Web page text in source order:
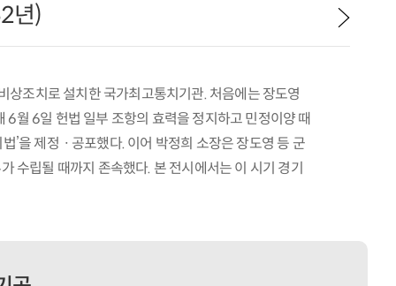
년)
조치로 설치한 국가최고통치기관. 처음에는 장도영
월 6일 헌법 일부 조항의 효력을 정지하고 민정이양 때
’을 제정ㆍ공포했다. 이어 박정희 소장은 장도영 등 군
립될 때까지 존속했다. 본 전시에서는 이 시기 경기